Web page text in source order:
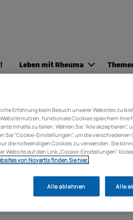
Leben mit Rheuma
Erfahrung beim Besuch unserer Websites zu
nutzen, funktionale Cookies speichern Ihre
Inhalte zu teilen. Wählen Sie "Alle akzeptieren",
Sie "Cookie-Einstellungen", um die verschiedenen
die notwendigen Cookies zu verwenden. Sie
auf den Link „Cookie-Einstellungen“
von Novartis finden Sie hier.
Alle ablehnen Alle